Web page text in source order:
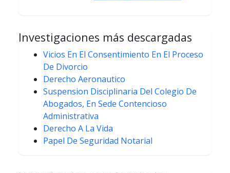
Investigaciones más descargadas
Vicios En El Consentimiento En El Proceso
De Divorcio
Derecho Aeronautico
Suspension Disciplinaria Del Colegio De
Abogados, En Sede Contencioso
Administrativa
Derecho A La Vida
Papel De Seguridad Notarial